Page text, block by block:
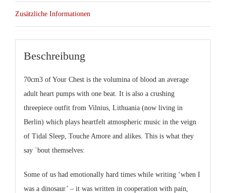
Zusätzliche Informationen
Beschreibung
70cm3 of Your Chestis the volumina of blood an average
adult heart pumps with one beat. It is also a crushing
threepiece outfit from Vilnius, Lithuania (now living in
Berlin) which plays heartfelt atmospheric music in the veign
of Tidal Sleep, Touche Amore and alikes. This is what they
say `bout themselves:
Some of us had emotionally hard times while writing ‘when I
was a dinosaur’ – it was written in cooperation with pain,